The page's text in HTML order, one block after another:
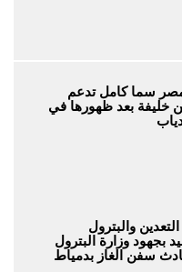
سما كامل تدعم
خليفة بعد ظهورها في
والبترول
بجهود وزارة البترول
سفن الغاز بدمياط